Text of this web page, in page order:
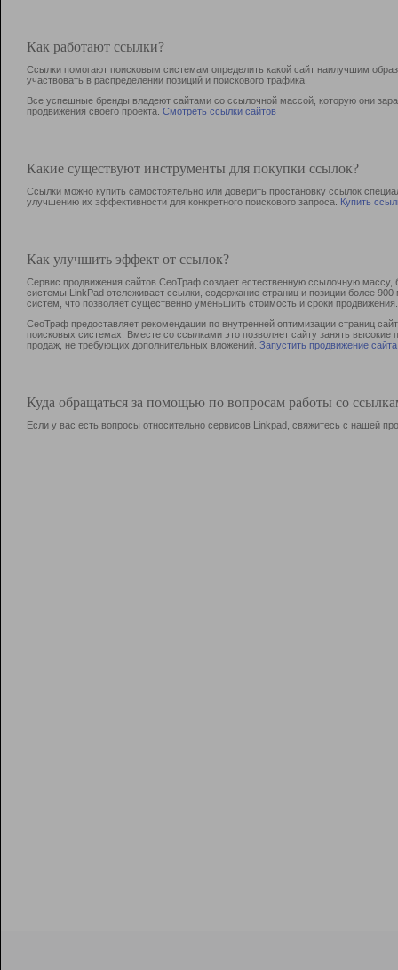
Как работают ссылки?
Ссылки помогают поисковым системам определить какой сайт наилучшим
участвовать в раcпределении позиций и поискового трафика.
Все успешные бренды владеют сайтами со ссылочной массой, которую они
продвижения своего проекта. Смотреть ссылки сайтов
Какие существуют инструменты для покупки ссылок?
Ссылки можно купить самостоятельно или доверить простановку ссылок
улучшению их эффективности для конкретного поискового запроса. Купить
Как улучшить эффект от ссылок?
Сервис продвижения сайтов СеоТраф создает естественную ссылочную
системы LinkPad отслеживает ссылки, содержание страниц и позиции более
систем, что позволяет существенно уменьшить стоимость и сроки продвижения.
СеоТраф предоставляет рекомендации по внутренней оптимизации страниц
поисковых системах. Вместе со ссылками это позволяет сайту занять
продаж, не требующих дополнительных вложений. Запустить продвижение сайта
Куда обращаться за помощью по вопросам работы со
Если у вас есть вопросы относительно сервисов Linkpad, свяжитесь с нашей